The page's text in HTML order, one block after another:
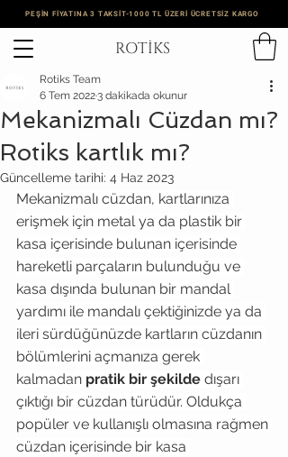
ROTİKS
PEŞİN FİYATINA 3 TAKSİT-1000 TL ÜZERİ ÜCRETSİZ KARGO
Mekanizmalı Cüzdan mı?
Rotiks kartlık mı?
Rotiks Team
6 Tem 20223 dakikada okunur
Güncelleme tarihi: 4 Haz 2023
Mekanizmalı cüzdan, kartlarınıza
erişmek için metal ya da plastik bir
kasa içerisinde bulunan içerisinde
hareketli parçaların bulunduğu ve
kasa dışında bulunan bir mandal
yardımı ile mandalı çektiğinizde ya da
ileri sürdüğünüzde kartların cüzdanın
bölümlerini açmanıza gerek
kalmadan pratik bir şekilde dışarı
çıktığı bir cüzdan türüdür. Oldukça
popüler ve kullanışlı olmasına rağmen
cüzdan içerisinde bir kasa